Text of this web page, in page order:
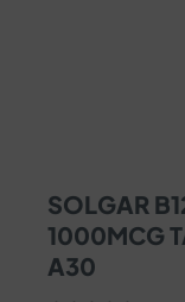
SOLGAR
1000MCG
A30